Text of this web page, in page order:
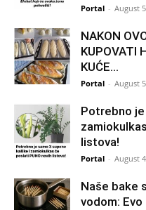
Portal - August
NAKON
KUPOVATI
KUĆE…
Portal - August
Potrebno
listova!
Portal - August
Naše bake
vodom: